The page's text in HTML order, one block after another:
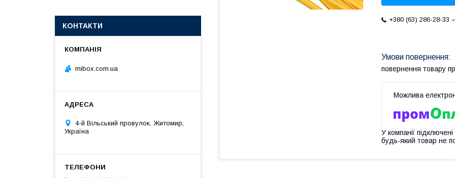
+380 (63) 286-28-33
повернення товару
У компанії
будь-який товар не
КОНТАКТИ
mibox.com.ua
4-й Вільський провулок, Житомир,
Україна